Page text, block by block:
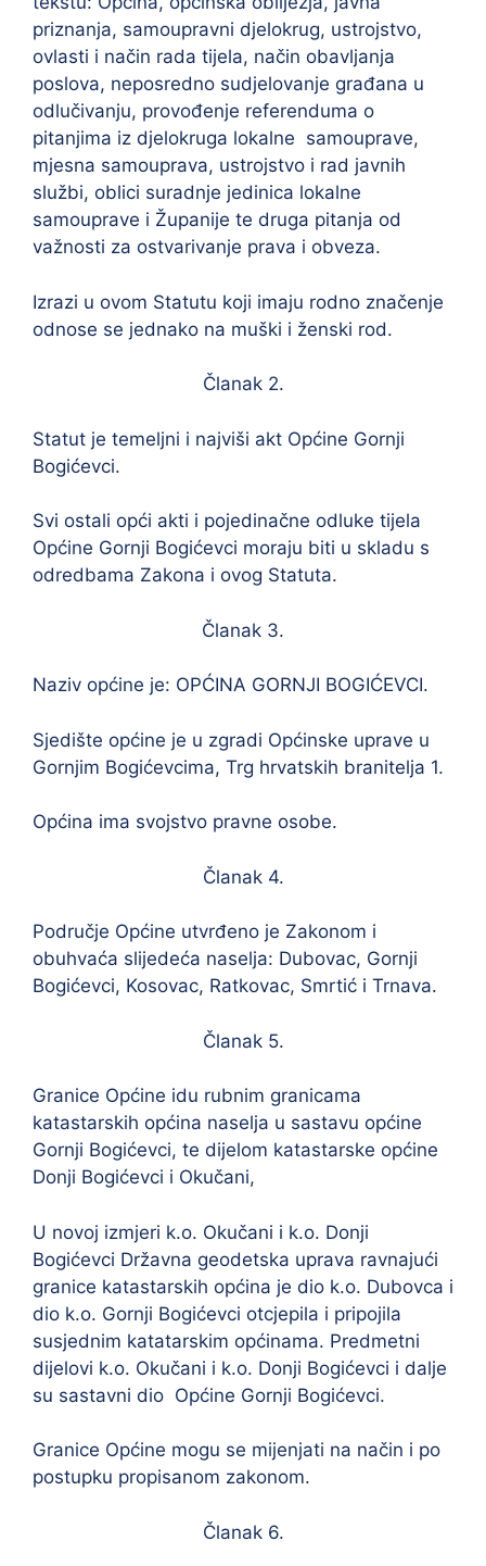
priznanja, samoupravni djelokrug, ustrojstvo,
ovlasti i način rada tijela, način obavljanja
poslova, neposredno sudjelovanje građana u
odlučivanju, provođenje referenduma o
pitanjima iz djelokruga lokalne samouprave,
mjesna samouprava, ustrojstvo i rad javnih
službi, oblici suradnje jedinica lokalne
samouprave i Županije te druga pitanja od
važnosti za ostvarivanje prava i obveza.
Izrazi u ovom Statutu koji imaju rodno značenje
odnose se jednako na muški i ženski rod.
Članak 2.
Statut je temeljni i najviši akt Općine Gornji
Bogićevci.
Svi ostali opći akti i pojedinačne odluke tijela
Općine Gornji Bogićevci moraju biti u skladu s
odredbama Zakona i ovog Statuta.
Članak 3.
Naziv općine je: OPĆINA GORNJI BOGIĆEVCI.
Sjedište općine je u zgradi Općinske uprave u
Gornjim Bogićevcima, Trg hrvatskih branitelja 1.
Općina ima svojstvo pravne osobe.
Članak 4.
Područje Općine utvrđeno je Zakonom i
obuhvaća slijedeća naselja: Dubovac, Gornji
Bogićevci, Kosovac, Ratkovac, Smrtić i Trnava.
Članak 5.
Granice Općine idu rubnim granicama
katastarskih općina naselja u sastavu općine
Gornji Bogićevci, te dijelom katastarske općine
Donji Bogićevci i Okučani,
U novoj izmjeri k.o. Okučani i k.o. Donji
Bogićevci Državna geodetska uprava ravnajući
granice katastarskih općina je dio k.o. Dubovca i
dio k.o. Gornji Bogićevci otcjepila i pripojila
susjednim katatarskim općinama. Predmetni
dijelovi k.o. Okučani i k.o. Donji Bogićevci i dalje
su sastavni dio Općine Gornji Bogićevci.
Granice Općine mogu se mijenjati na način i po
postupku propisanom zakonom.
Članak 6.